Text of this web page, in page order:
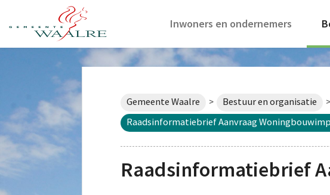
Inwoners en ondernemers
Gemeente Waalre > Bestuur en organisatie >
Raadsinformatiebrief Aanvraag
Raadsinformatiebrief